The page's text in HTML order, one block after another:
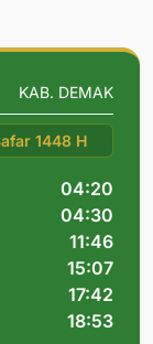
KAB. DEMAK
1448 H
04:20
04:30
11:46
15:07
17:42
18:53